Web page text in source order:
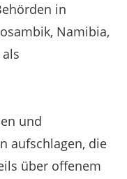
in
Namibia,
und
aufschlagen, die
über offenem